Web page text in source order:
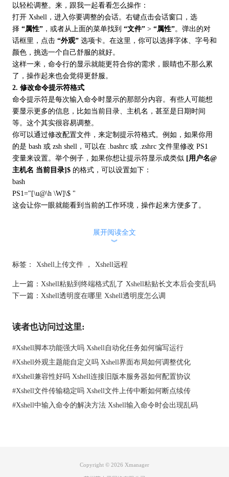
以轻松调整。来，跟我一起看看怎么操作：
打开 Xshell，进入你要调整的会话。右键点击会话窗口，选
择 “属性”，或者从上面的菜单找到 “文件”> “属性”。弹出的对
话框里，点击 “外观”选项卡。在这里，你可以选择字体、字号和
颜色，挑选一个自己舒服的就好。
这样一来，命令行的显示就能更符合你的需求，眼睛也不那么累
了，操作起来也会觉得更舒服。
2. 修改命令提示符格式
命令提示符是每次输入命令时显示的那部分内容。有些人可能想
要显示更多的信息，比如当前目录、主机名，甚至是日期时间
等。这个其实很容易调整。
你可以通过修改配置文件，来定制提示符格式。例如，如果你用
的是 bash 或 zsh shell，可以在 .bashrc 或 .zshrc 文件里修改 PS1
变量来设置。举个例子，如果你想让提示符显示成类似 [用户名@
主机名 当前目录]$的格式，可以设置如下：
bash
PS1="[\u@\h \W]\$ "
这会让你一眼就能看到当前的工作环境，操作起来方便多了。
Xshell命令行只在右半边
展开阅读全文
︾
标签： Xshell上传文件 ， Xshell远程
上一篇： Xshell粘贴到终端格式乱了 Xshell粘贴长文本后会变乱码
下一篇： Xshell透明度在哪里 Xshell透明度怎么调
读者也访问过这里:
#Xshell脚本功能强大吗 Xshell自动化任务如何编写运行
#Xshell外观主题能自定义吗 Xshell界面布局如何调整优化
#Xshell兼容性好吗 Xshell连接旧版本服务器如何配置协议
#Xshell文件传输稳定吗 Xshell文件上传中断如何断点续传
#Xshell中输入命令的解决方法 Xshell输入命令时会出现乱码
Copyright © 2026 Xmanager